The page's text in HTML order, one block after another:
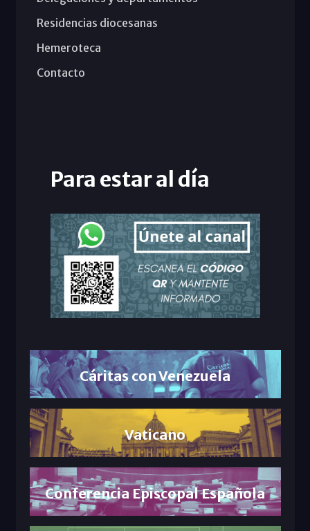
Residencias diocesanas
Hemeroteca
Contacto
Para estar al día
Cáritas con Venezuela
Vaticano
Conferencia Episcopal Española